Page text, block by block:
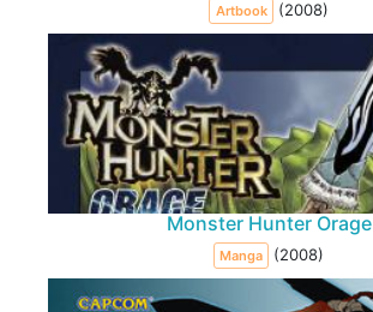
Artbook (2008)
Monster Hunter Orage
Manga (2008)